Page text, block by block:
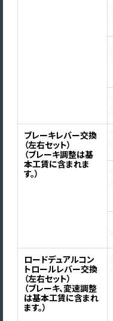
ブレーキレバー交換
（左右セット）
（ブレーキ調整は基
本工賃に含まれま
す。）
ロードデュアルコン
トロールレバー交換
（左右セット）
（ブレーキ、変速調整
は基本工賃に含まれ
ます。）